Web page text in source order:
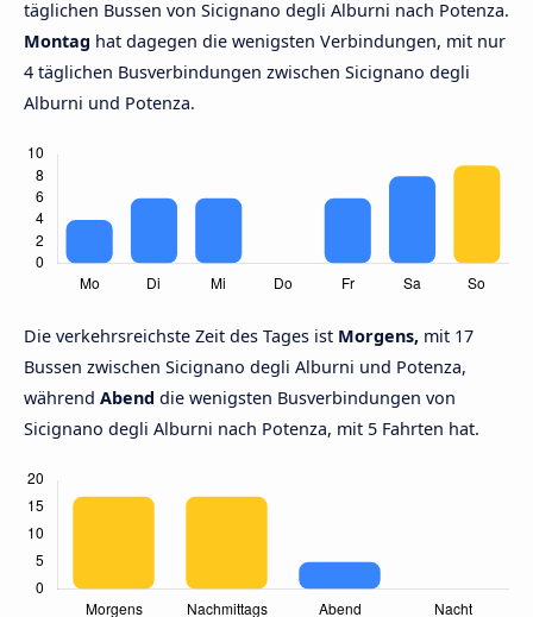
täglichen Bussen von Sicignano degli Alburni nach Potenza.
Montag hat dagegen die wenigsten Verbindungen, mit nur
4 täglichen Busverbindungen zwischen Sicignano degli
Alburni und Potenza.
Die verkehrsreichste Zeit des Tages ist Morgens, mit 17
Bussen zwischen Sicignano degli Alburni und Potenza,
während Abend die wenigsten Busverbindungen von
Sicignano degli Alburni nach Potenza, mit 5 Fahrten hat.